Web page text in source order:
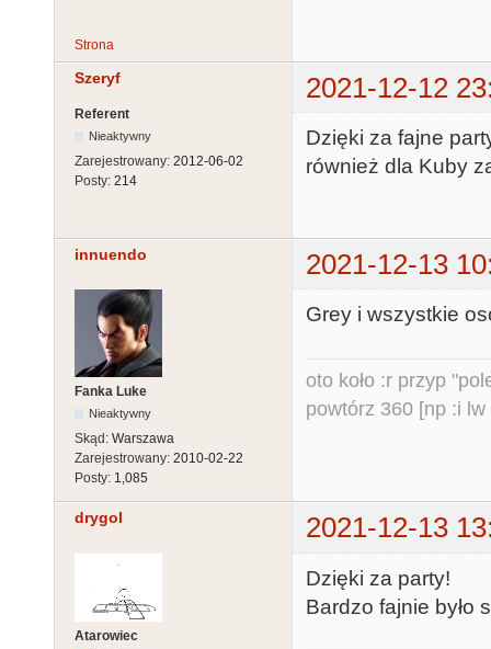
Strona
Szeryf 2021-12-12
Referent
Nieaktywny
Zarejestrowany: 2012-06-02
Posty: 214
Dzięki za fajne
również dla Kuby
innuendo 2021-12-13
Fanka Luke
Nieaktywny
Skąd: Warszawa
Zarejestrowany: 2010-02-22
Posty: 1,085
Grey i wszystkie
oto koło :r przyp
powtórz 360 [np :i lw
drygol 2021-12-13
Atarowiec
Dzięki za party!
Bardzo fajnie było